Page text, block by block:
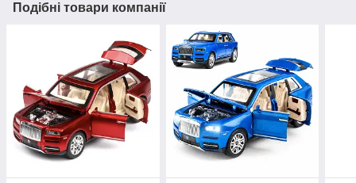
Подібні товари компанії